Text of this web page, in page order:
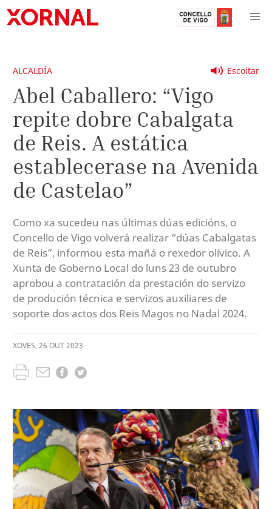
Escoitar
ALCALDÍA
Abel Caballero: “Vigo
repite dobre Cabalgata
de Reis. A estática
establecerase na Avenida
de Castelao”
Como xa sucedeu nas últimas dúas edicións, o
Concello de Vigo volverá realizar “dúas Cabalgatas
de Reis”, informou esta mañá o rexedor olívico. A
Xunta de Goberno Local do luns 23 de outubro
aprobou a contratación da prestación do servizo
de produción técnica e servizos auxiliares de
soporte dos actos dos Reis Magos no Nadal 2024.
XOVES, 26 OUT2023